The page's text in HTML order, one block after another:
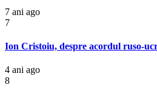
7 ani ago
7
Ion Cristoiu, despre acordul ruso-
4 ani ago
8